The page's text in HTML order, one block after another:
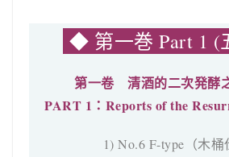
◆ 第一巻 Part 1 (
第一卷 清酒的二次発酵
PART 1：Reports of the
1) No.6 F-type（木桶